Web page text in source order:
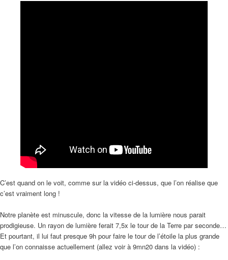
C’est quand on le voit, comme sur la vidéo ci-dessus, que l’on réalise que
c’est vraiment long !
Notre planète est minuscule, donc la vitesse de la lumière nous parait
prodigieuse. Un rayon de lumière ferait 7,5x le tour de la Terre par seconde…
Et pourtant, il lui faut presque 9h pour faire le tour de l’étoile la plus grande
que l’on connaisse actuellement (allez voir à 9mn20 dans la vidéo) :